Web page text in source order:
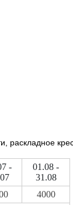
раскладное
-
01.08 -
31.08
4000